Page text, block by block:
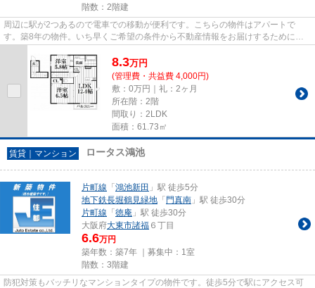
階数：2階建
周辺に駅が2つあるので電車での移動が便利です。こちらの物件はアパートで
す。築8年の物件。いち早くご希望の条件から不動産情報をお届けするために、
8.3万円
(管理費・共益費 4,000円)
敷：0万円｜礼：2ヶ月
所在階：2階
間取り：2LDK
面積：61.73㎡
賃貸｜マンション ロータス鴻池
片町線 「 鴻池新田 」駅 徒歩5分
地下鉄長堀鶴見緑地 「 門真南 」駅 徒歩30分
片町線 「 徳庵 」駅 徒歩30分
大阪府大東市諸福 ６丁目
6.6万円
築年数：築7年 ｜募集中： 1室
階数：3階建
防犯対策もバッチリなマンションタイプの物件です。徒歩5分で駅にアクセス可